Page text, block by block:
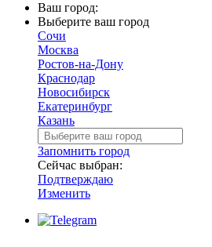
Ваш город:
Выберите ваш город
Сочи
Москва
Ростов-на-Дону
Краснодар
Новосибирск
Екатеринбург
Казань
Запомнить город
Сейчас выбран:
Подтверждаю
Изменить